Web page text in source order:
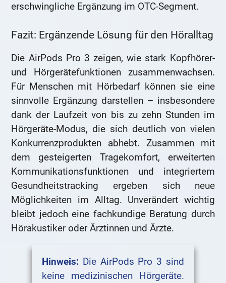
erschwingliche Ergänzung im OTC-Segment.
Fazit: Ergänzende Lösung für den Höralltag
Die AirPods Pro 3 zeigen, wie stark Kopfhörer-
und Hörgerätefunktionen zusammenwachsen.
Für Menschen mit Hörbedarf können sie eine
sinnvolle Ergänzung darstellen – insbesondere
dank der Laufzeit von bis zu zehn Stunden im
Hörgeräte-Modus, die sich deutlich von vielen
Konkurrenzprodukten abhebt. Zusammen mit
dem gesteigerten Tragekomfort, erweiterten
Kommunikationsfunktionen und integriertem
Gesundheitstracking ergeben sich neue
Möglichkeiten im Alltag. Unverändert wichtig
bleibt jedoch eine fachkundige Beratung durch
Hörakustiker oder Ärztinnen und Ärzte.
Hinweis:Die AirPods Pro 3 sind
keine medizinischen Hörgeräte.